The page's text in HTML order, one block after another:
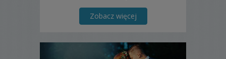
Zobacz więcej